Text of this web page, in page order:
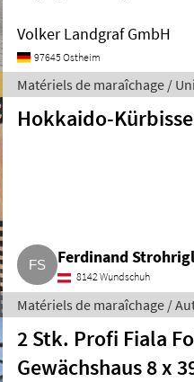
Volker Landgraf GmbH
97645 Ostheim
Matériels de maraîchage /
Hokkaido-Kürbisse
Ferdinand Strohrigl
8142 Wundschuh
Matériels de maraîchage /
2 Stk. Profi Fiala
Gewächshaus 8 x